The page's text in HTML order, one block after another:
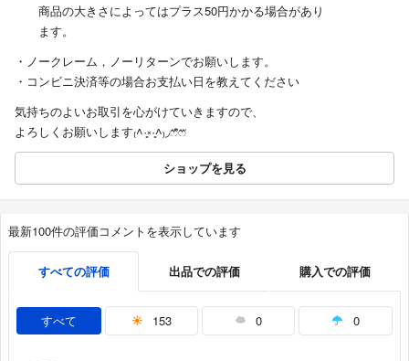
商品の大きさによってはプラス50円かかる場合があり
ます。
・ノークレーム，ノーリターンでお願いします。
・コンビニ決済等の場合お支払い日を教えてください
気持ちのよいお取引を心がけていきますので、
よろしくお願いします₍˄·͈༝·͈˄₎◞ෆ⃛̑̑ෆ⃛
ショップを見る
最新100件の評価コメントを表示しています
すべての評価 出品での評価 購入での評価
すべて 153 0 0